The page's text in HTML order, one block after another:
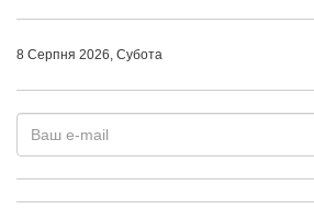
8 Серпня 2026, Субота